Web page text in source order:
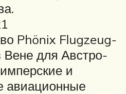
Phönix Flugzeug-
для Австро-
и
авиационные